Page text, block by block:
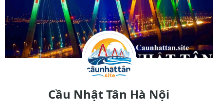
Cầu Nhật Tân Hà Nội